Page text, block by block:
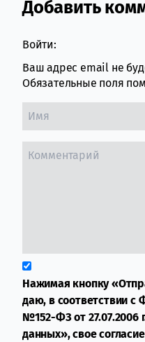
Comment
Добавить
Войти:
Ваш адрес email не
Обязательные поля
Нажимая кнопку
даю, в соответствии
№152-ФЗ от 27.07.2006
данных», свое